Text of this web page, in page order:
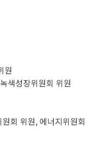
원
색성장위원회 위원
회 위원, 에너지위원회